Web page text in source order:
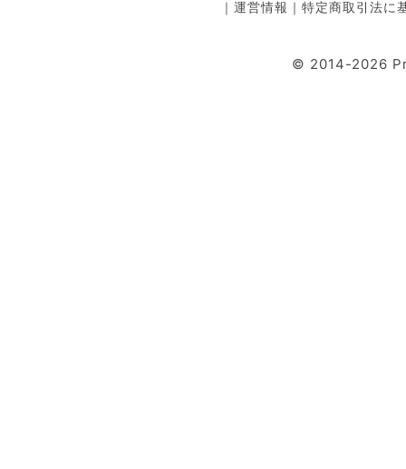
｜ 運営情報 ｜ 特定商取引法に
© 2014-2026